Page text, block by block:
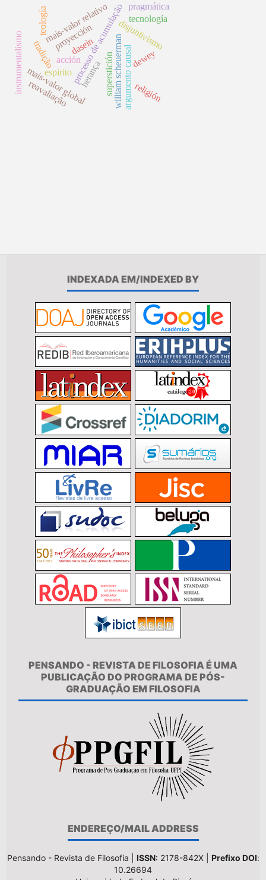
argumento causal
superstición
proyección
processo de acumulação
mais-valor global
mais-valor relativo disjuntivismo
religión
tecnología
instrumentalismo dewey
teología
espirito william scheuerman
dasein
herança
reavaliação
tradição
pragmática
acción
INDEXADA EM/INDEXED BY
PENSANDO - REVISTA DE FILOSOFIA É UMA
PUBLICAÇÃO DO PROGRAMA DE PÓS-
GRADUAÇÃO EM FILOSOFIA
ENDEREÇO/MAIL ADDRESS
Pensando - Revista de Filosofia | ISSN: 2178-842X | Prefixo DOI:
10.26694